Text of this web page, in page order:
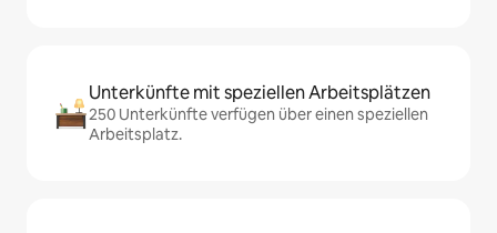
Unterkünfte mit speziellen Arbeitsplätzen
250 Unterkünfte verfügen über einen speziellen
Arbeitsplatz.